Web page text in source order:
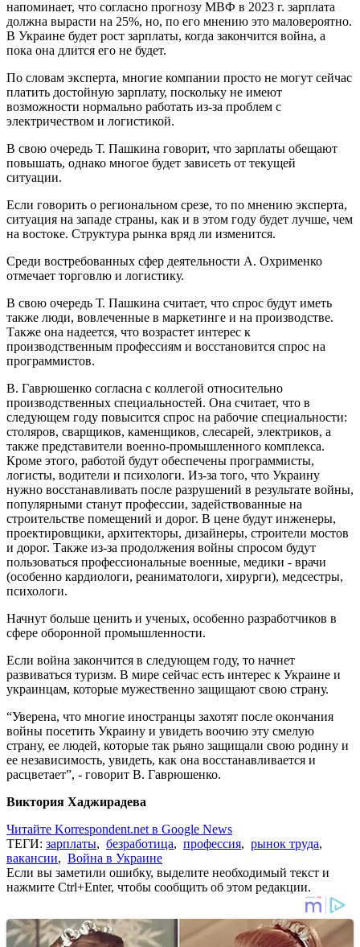
напоминает, что согласно прогнозу МВФ в 2023 г. зарплата
должна вырасти на 25%, но, по его мнению это маловероятно.
В Украине будет рост зарплаты, когда закончится война, а
пока она длится его не будет.
По словам эксперта, многие компании просто не могут сейчас
платить достойную зарплату, поскольку не имеют
возможности нормально работать из-за проблем с
электричеством и логистикой.
В свою очередь Т. Пашкина говорит, что зарплаты обещают
повышать, однако многое будет зависеть от текущей
ситуации.
Если говорить о региональном срезе, то по мнению эксперта,
ситуация на западе страны, как и в этом году будет лучше, чем
на востоке. Структура рынка вряд ли изменится.
Среди востребованных сфер деятельности А. Охрименко
отмечает торговлю и логистику.
В свою очередь Т. Пашкина считает, что спрос будут иметь
также люди, вовлеченные в маркетинге и на производстве.
Также она надеется, что возрастет интерес к
производственным профессиям и восстановится спрос на
программистов.
В. Гаврюшенко согласна с коллегой относительно
производственных специальностей. Она считает, что в
следующем году повысится спрос на рабочие специальности:
столяров, сварщиков, каменщиков, слесарей, электриков, а
также представители военно-промышленного комплекса.
Кроме этого, работой будут обеспечены программисты,
логисты, водители и психологи. Из-за того, что Украину
нужно восстанавливать после разрушений в результате войны,
популярными станут профессии, задействованные на
строительстве помещений и дорог. В цене будут инженеры,
проектировщики, архитекторы, дизайнеры, строители мостов
и дорог. Также из-за продолжения войны спросом будут
пользоваться профессиональные военные, медики - врачи
(особенно кардиологи, реаниматологи, хирурги), медсестры,
психологи.
Начнут больше ценить и ученых, особенно разработчиков в
сфере оборонной промышленности.
Если война закончится в следующем году, то начнет
развиваться туризм. В мире сейчас есть интерес к Украине и
украинцам, которые мужественно защищают свою страну.
“Уверена, что многие иностранцы захотят после окончания
войны посетить Украину и увидеть воочию эту смелую
страну, ее людей, которые так рьяно защищали свою родину и
ее независимость, увидеть, как она восстанавливается и
расцветает”, - говорит В. Гаврюшенко.
Виктория Хаджирадева
Читайте Korrespondent.net в Google News
ТЕГИ: зарплаты, безработица, профессия, рынок труда,
вакансии, Война в Украине
Если вы заметили ошибку, выделите необходимый текст и
нажмите Ctrl+Enter, чтобы сообщить об этом редакции.